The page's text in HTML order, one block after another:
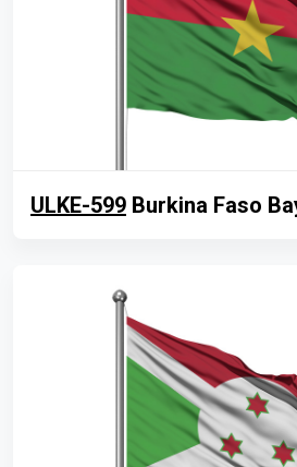
ULKE-599 Burkina Faso